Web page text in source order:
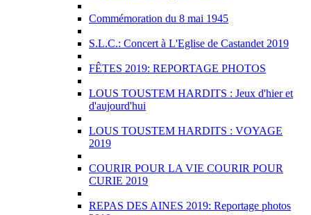
Commémoration du 8 mai 1945
S.L.C.: Concert à L'Eglise de Castandet 2019
FÊTES 2019: REPORTAGE PHOTOS
LOUS TOUSTEM HARDITS : Jeux d'hier et
d'aujourd'hui
LOUS TOUSTEM HARDITS : VOYAGE
2019
COURIR POUR LA VIE COURIR POUR
CURIE 2019
REPAS DES AINES 2019: Reportage photos